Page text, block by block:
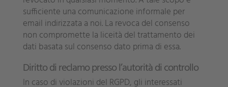
sufficiente una comunicazione informale per
email indirizzata a noi. La revoca del consenso
non compromette la liceità del trattamento dei
dati basata sul consenso dato prima di essa.
Diritto di reclamo presso l’autorità di controllo
In caso di violazioni del RGPD, gli interessati